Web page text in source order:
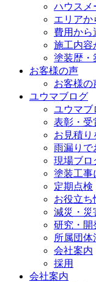
ハウスメ
エリアか
費用から
施工内容
塗装歴・
お客様の声
お客様の
ユウマブログ
ユウマブ
表彰・受
お見積り
雨漏りで
現場ブロ
塗装工事
定期点検
お役立ち
減災・災
研究・開
所属団体
会社案内
採用
会社案内